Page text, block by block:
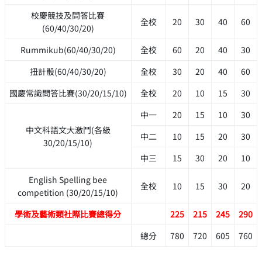
校慶競技及問答比賽
(60/40/30/20)
全校 20 30 40 60
Rummikub(60/40/30/20) 全校 60 20 40
30
扭計骰(60/40/30/20)
全校 30 20 40
60
國慶常識問答比賽(30/20/15/10)
全校 20 10 15 30
中文科語文大激鬥(各級
30/20/15/10)
中一 20 15 10
30
中二
10 15 20
30
中三
15 30 20
10
English Spelling bee
competition (30/20/15/10)
全校 10 15 30 20
學術及藝術類社際比賽總得分 225 215 245
290
總分
780 720 605 760